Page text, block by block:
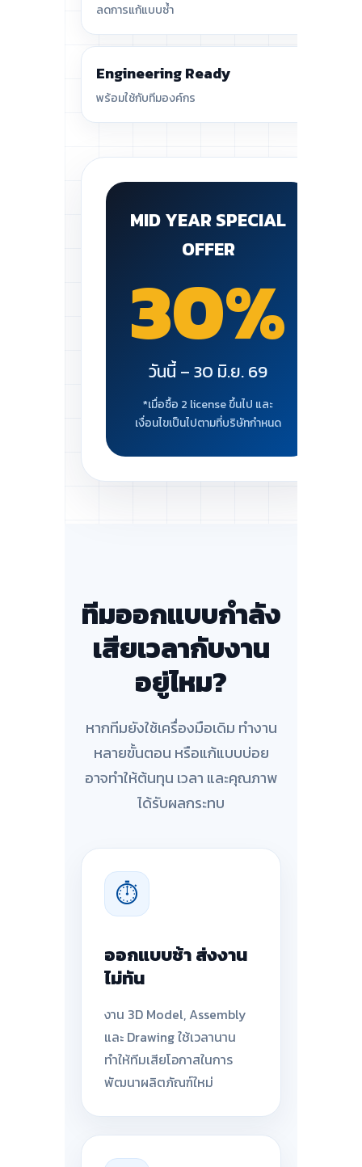
ลดการแก้แบบซ้ำ
Engineering Ready
พร้อมใช้กับทีมองค์กร
MID YEAR SPECIAL
OFFER
30%
วันนี้ – 30 มิ.ย. 69
*เมื่อซื้อ 2 license ขึ้นไป และ
เงื่อนไขเป็นไปตามที่บริษัทกำหนด
ทีมออกแบบกำลัง
เสียเวลากับงาน
อยู่ไหม?
หากทีมยังใช้เครื่องมือเดิม ทำงาน
หลายขั้นตอน หรือแก้แบบบ่อย
อาจทำให้ต้นทุน เวลา และคุณภาพ
ได้รับผลกระทบ
⏱
ออกแบบช้า ส่งงาน
ไม่ทัน
งาน 3D Model, Assembly
และ Drawing ใช้เวลานาน
ทำให้ทีมเสียโอกาสในการ
พัฒนาผลิตภัณฑ์ใหม่